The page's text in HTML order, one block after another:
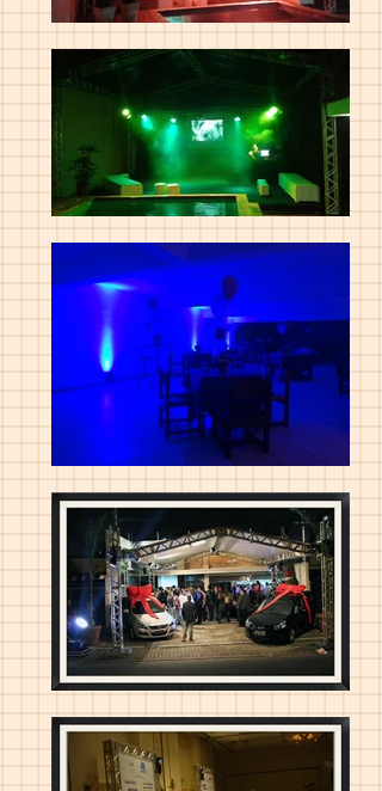
Your 14 days trial has
expired.
The trial's over, but the show must go
on! 🎬 Upgrade now to keep your web
masterpiece in the spotlight.